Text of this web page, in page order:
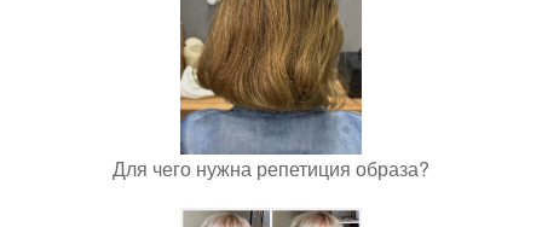
Для чего нужна репетиция образа?